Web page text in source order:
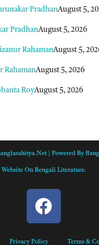
PradhanAugust 5,
PradhanAugust 5, 2026
RahamanAugust 5,
RahamanAugust 5, 2026
RoyAugust 5, 2026
| Powered By
Website On Bengali Literature.
Privacy Policy Terms &